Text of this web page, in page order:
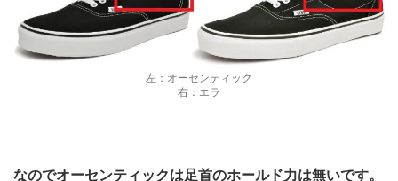
左：オーセンティック
右：エラ
なのでオーセンティックは足首のホールド力は無いです。